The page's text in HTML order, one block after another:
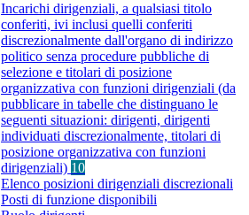
Incarichi dirigenziali, a qualsiasi titolo
conferiti, ivi inclusi quelli conferiti
discrezionalmente dall'organo di indirizzo
politico senza procedure pubbliche di
selezione e titolari di posizione
organizzativa con funzioni dirigenziali (da
pubblicare in tabelle che distinguano le
seguenti situazioni: dirigenti, dirigenti
individuati discrezionalmente, titolari di
posizione organizzativa con funzioni
dirigenziali) 10
Elenco posizioni dirigenziali discrezionali
Posti di funzione disponibili